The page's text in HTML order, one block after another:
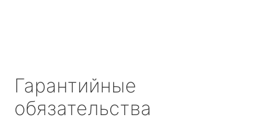
Гарантийные
обязательства